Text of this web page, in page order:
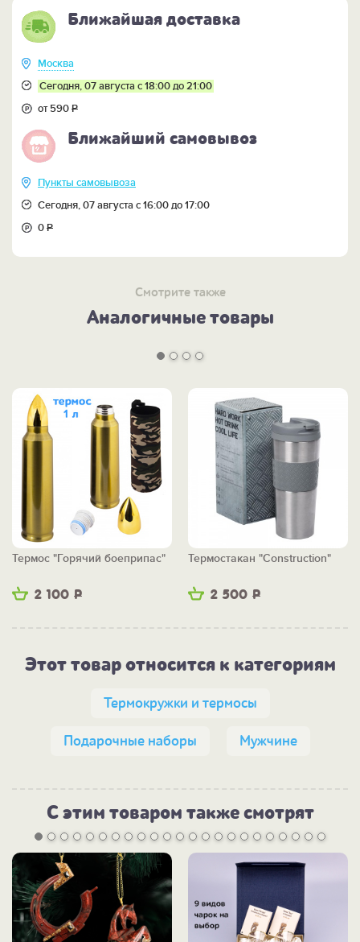
Ближайшая доставка
Москва
Сегодня, 07 августа с 18:00 до 21:00
от 590Р
Ближайший самовывоз
Пункты самовывоза
Сегодня, 07 августа с 16:00 до 17:00
0Р
Смотрите также
Аналогичные товары
2 100 Р
Термос "Горячий боеприпас"
2 500 Р
Термостакан "Construction"
Этот товар относится к категориям
Термокружки и термосы
Подарочные наборы Мужчине
С этим товаром также смотрят